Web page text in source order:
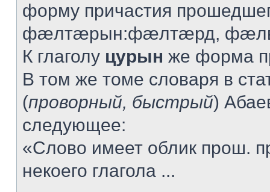
форму причастия
фæлтæрын:фæлтæрд,
К глаголу цурын же форма
В том же томе словаря в
(проворный, быстрый)
следующее:
«Слово имеет облик прош.
некоего глагола ...